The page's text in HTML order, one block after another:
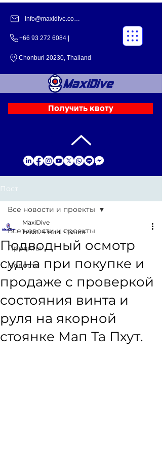
info@maxidive.com |
+66 93 272 6084​​ |
Chonburi 20230, Thailand
Получить квоту
Пост
Все новости и проекты
Проекты
Новости
Все новости и проекты
Подводный осмотр
судна при покупке и
продаже с проверкой
состояния винта и
руля на якорной
стоянке Мап Та Пхут.
MaxiDive
1 июл. 4 мин. чтения